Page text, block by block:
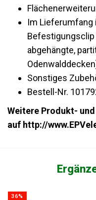
Im Lieferumfang
Befestigungsclip
abgehängte,
Sonstiges
Bestell-Nr.
Weitere Produkt-
auf http://
36%